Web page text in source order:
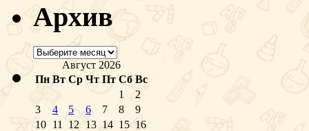
Архив
Архив
Август 2026
Пн Вт Ср Чт Пт Сб Вс
1
2
3
4 5 6 7 8
9
10 11 12 13 14 15 16